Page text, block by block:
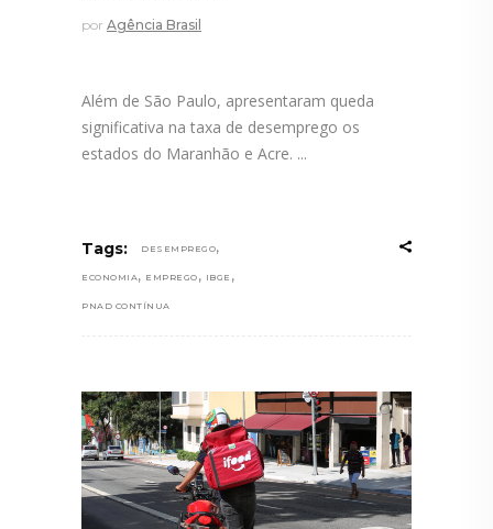
por Agência Brasil
Além de São Paulo, apresentaram queda
significativa na taxa de desemprego os
estados do Maranhão e Acre.
Tags: DESEMPREGO,
ECONOMIA, EMPREGO , IBGE ,
PNAD CONTÍNUA